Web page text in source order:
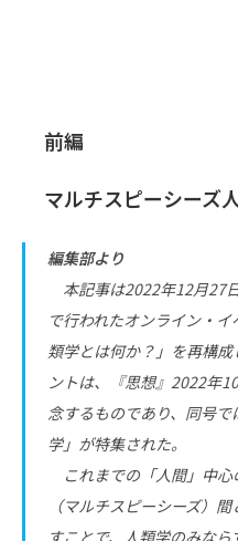
前編
マルチスピーシーズ
編集部より
本記事は2022年12月27
で行われたオンライン・
類学とは何か？」を再構
ントは、『思想』2022年
念するものであり、同号
学」が特集された。
これまでの「人間」中心
（マルチスピーシーズ）
すことで、人類学のみな